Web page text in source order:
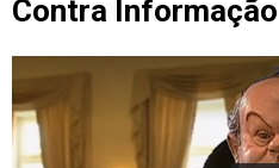
Contra Informação